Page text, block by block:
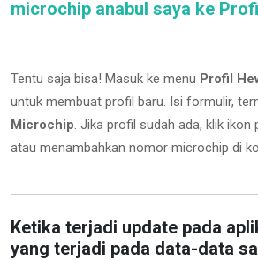
microchip anabul saya ke
Tentu saja bisa! Masuk ke menu Profil
untuk membuat profil baru. Isi formulir,
Microchip. Jika profil sudah ada, klik ikon
atau menambahkan nomor microchip di
Ketika terjadi update pada
yang terjadi pada data-data